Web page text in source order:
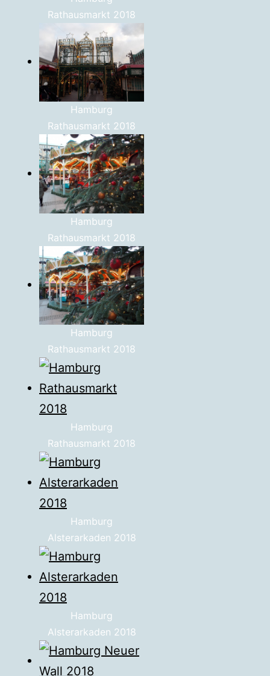
Rathausmarkt 2018
Hamburg
Rathausmarkt 2018
Hamburg
Rathausmarkt 2018
Hamburg
Rathausmarkt 2018
Hamburg
Rathausmarkt 2018
Hamburg
Alsterarkaden 2018
Hamburg
Alsterarkaden 2018